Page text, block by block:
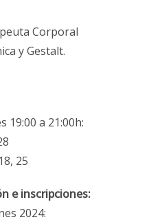
Corporal
y Gestalt.
19:00 a 21:00h:
25
e inscripciones:
2024: